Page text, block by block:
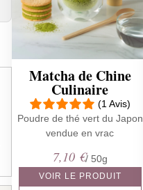
Matcha de Chine
Culinaire
(1 Avis)
Poudre de thé vert du Japon
vendue en vrac
7,10 €/ 50g
VOIR LE PRODUIT